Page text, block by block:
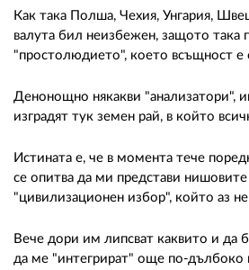
Как така Полша, Чехия, Унгария,
валута бил неизбежен, защото така
"простолюдието", което всъщност е
Денонощно някакви "анализатори",
изградят тук земен рай, в който
Истината е, че в момента тече
се опитва да ми представи
"цивилизационен избор", който аз
Вече дори им липсват каквито и да
да ме "интегрират" още по-дълбоко